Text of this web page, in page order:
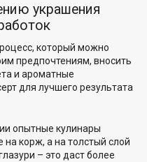
украшения
который можно
предпочтениям, вносить
и ароматные
для лучшего результата
опытные кулинары
на корж, а на толстый слой
– это даст более